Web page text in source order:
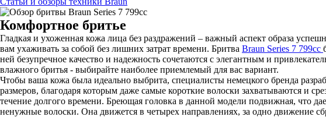
Комфортное бритье
Гладкая и ухоженная кожа лица без раздражений – важный аспект образа
вам ухаживать за собой без лишних затрат времени. Бритва Braun Series 7 799cc
ней безупречное качество и надежность сочетаются с элегантным и
влажного бритья - выбирайте наиболее приемлемый для вас вариант.
Чтобы ваша кожа была идеально выбрита, специалисты немецкого бренда
размеров, благодаря которым даже самые короткие волоски захватываются и
течение долгого времени. Бреющая головка в данной модели подвижная, что
ненужные волоски. Она движется в четырех направлениях, за одно движение